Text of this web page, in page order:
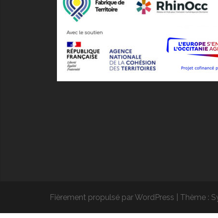
Fièrement propulsé par WordPress Thème :